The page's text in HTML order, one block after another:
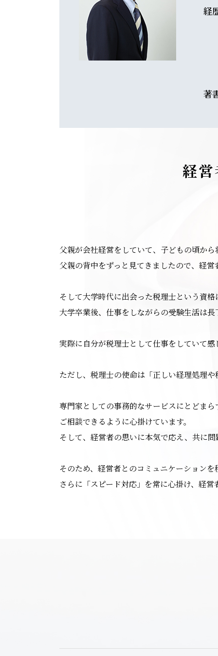
経
著
経
父親が会社経営をしていて、子どもの頃か
父親の背中をずっと見てきましたので、経
そして大学時代に出会った税理士という資
大学卒業後、仕事をしながらの受験生活は
実際に自分が税理士として仕事をしていて
ただし、税理士の使命は「正しい経理処理
専門家としての事務的なサービスにとどま
ご相談できるように心掛けています。
そして、経営者の思いに本気で応え、共に
そのため、経営者とのコミュニケーション
さらに「スピード対応」を常に心掛け、経